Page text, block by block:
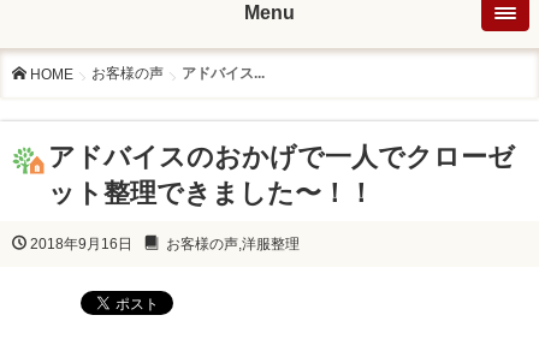
Menu
HOME お客様の声 アドバイス...
アドバイスのおかげで一人でクローゼ
ット整理できました〜！！
2018年9月16日 お客様の声,洋服整理